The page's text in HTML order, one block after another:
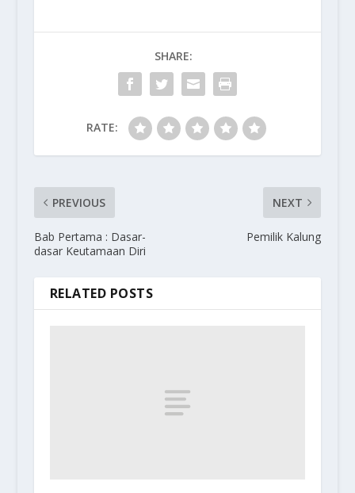
SHARE:
RATE:
PREVIOUS
Bab Pertama : Dasar-
dasar Keutamaan Diri
NEXT
Pemilik Kalung
RELATED POSTS